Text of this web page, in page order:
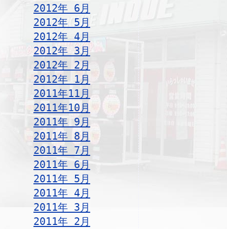
2012年 6月
2012年 5月
2012年 4月
2012年 3月
2012年 2月
2012年 1月
2011年11月
2011年10月
2011年 9月
2011年 8月
2011年 7月
2011年 6月
2011年 5月
2011年 4月
2011年 3月
2011年 2月